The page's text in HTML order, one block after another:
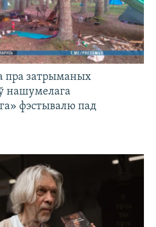
пра затрыманых
нашумелага
фэстывалю пад